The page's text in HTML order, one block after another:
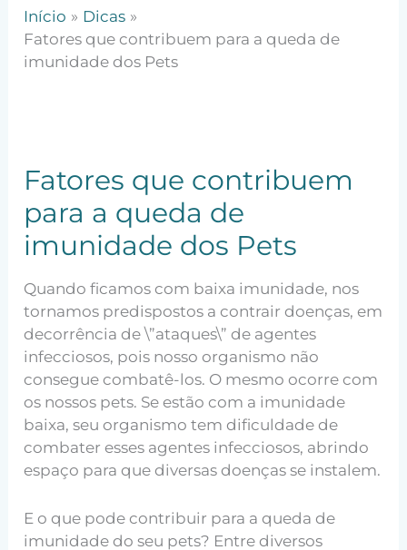
Início
Dicas
Fatores que contribuem para a queda de
imunidade dos Pets
Fatores que contribuem
para a queda de
imunidade dos Pets
Quando ficamos com baixa imunidade, nos
tornamos predispostos a contrair doenças, em
decorrência de \”ataques\” de agentes
infecciosos, pois nosso organismo não
consegue combatê-los. O mesmo ocorre com
os nossos pets. Se estão com a imunidade
baixa, seu organismo tem dificuldade de
combater esses agentes infecciosos, abrindo
espaço para que diversas doenças se instalem.
E o que pode contribuir para a queda de
imunidade do seu pets? Entre diversos